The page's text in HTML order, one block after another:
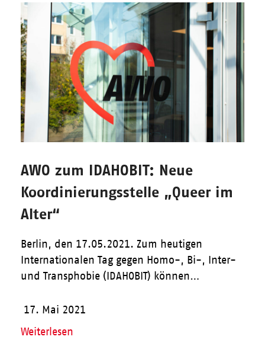
AWO zum IDAHOBIT: Neue
Koordinierungsstelle „Queer im
Alter“
Berlin, den 17.05.2021. Zum heutigen
Internationalen Tag gegen Homo-, Bi-, Inter-
und Transphobie (IDAHOBIT) können…
17. Mai 2021
Weiterlesen